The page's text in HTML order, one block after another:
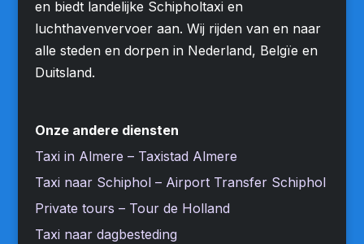
en biedt landelijke Schipholtaxi en
luchthavenvervoer aan. Wij rijden van en naar
alle steden en dorpen in Nederland, Belgïe en
Duitsland.
Onze andere diensten
Taxi in Almere – Taxistad Almere
Taxi naar Schiphol – Airport Transfer Schiphol
Private tours – Tour de Holland
Taxi naar dagbesteding